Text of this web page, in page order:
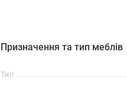
Призначення та тип меблів
Тип